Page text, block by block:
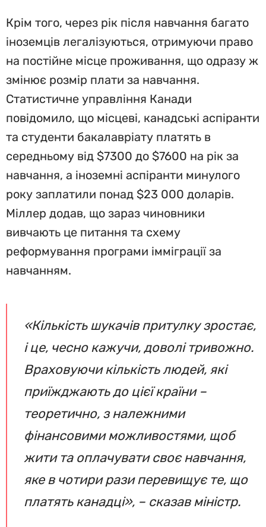
Крім того, через рік після навчання багато
іноземців легалізуються, отримуючи право
на постійне місце проживання, що одразу ж
змінює розмір плати за навчання.
Статистичне управління Канади
повідомило, що місцеві, канадські аспіранти
та студенти бакалавріату платять в
середньому від $7300 до $7600 на рік за
навчання, а іноземні аспіранти минулого
року заплатили понад $23 000 доларів.
Міллер додав, що зараз чиновники
вивчають це питання та схему
реформування програми імміграції за
навчанням.
«Кількість шукачів притулку зростає,
і це, чесно кажучи, доволі тривожно.
Враховуючи кількість людей, які
приїжджають до цієї країни –
теоретично, з належними
фінансовими можливостями, щоб
жити та оплачувати своє навчання,
яке в чотири рази перевищує те, що
платять канадці», – сказав міністр.